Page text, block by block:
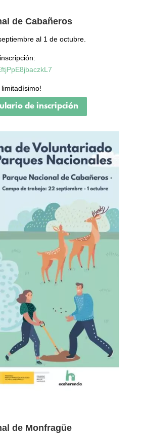
de Cabañeros
al 1 de octubre.
de inscripción
de Monfragüe